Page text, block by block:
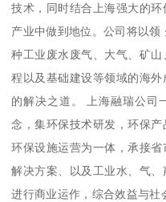
技术，同时结合上海强大的
产业中做到地位。公司将以
种工业废水废气、大气、矿
程以及基础建设等领域的海
的解决之道。 上海融瑞公司
念，集环保技术研发，环保产
环保设施运营为一体，承接
解决方案、以及工业水、气
进行商业运作，综合效益与